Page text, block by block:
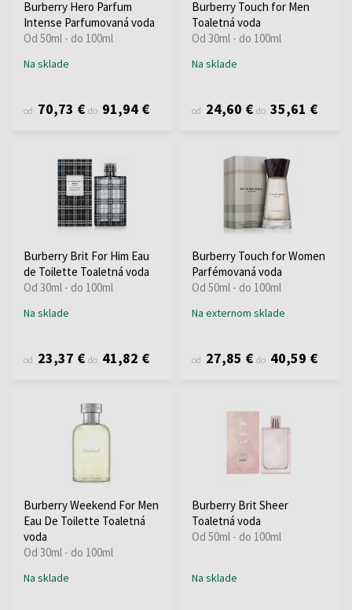
Burberry Hero Parfum
Intense Parfumovaná voda
Od 50ml - do 100ml
Na sklade
od 70,73 € do 91,94 €
Burberry Touch for Men
Toaletná voda
Od 30ml - do 100ml
Na sklade
od 24,60 € do 35,61 €
Burberry Brit For Him Eau
de Toilette Toaletná voda
Od 30ml - do 100ml
Na sklade
od 23,37 € do 41,82 €
Burberry Touch for Women
Parfémovaná voda
Od 50ml - do 100ml
Na externom sklade
od 27,85 € do 40,59 €
Burberry Weekend For Men
Eau De Toilette Toaletná
voda
Od 30ml - do 100ml
Na sklade
Burberry Brit Sheer
Toaletná voda
Od 50ml - do 100ml
Na sklade